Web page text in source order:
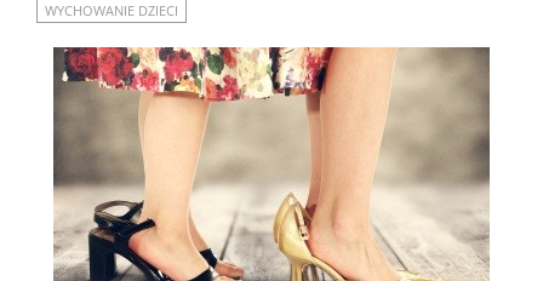
WYCHOWANIE DZIECI